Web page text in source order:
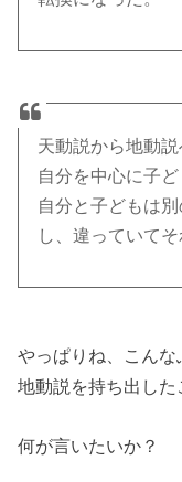
天動説から地動説
自分を中心に子ど
自分と子どもは
し、違っていてそ
やっぱりね、こんな
地動説を持ち出した
何が言いたいか？